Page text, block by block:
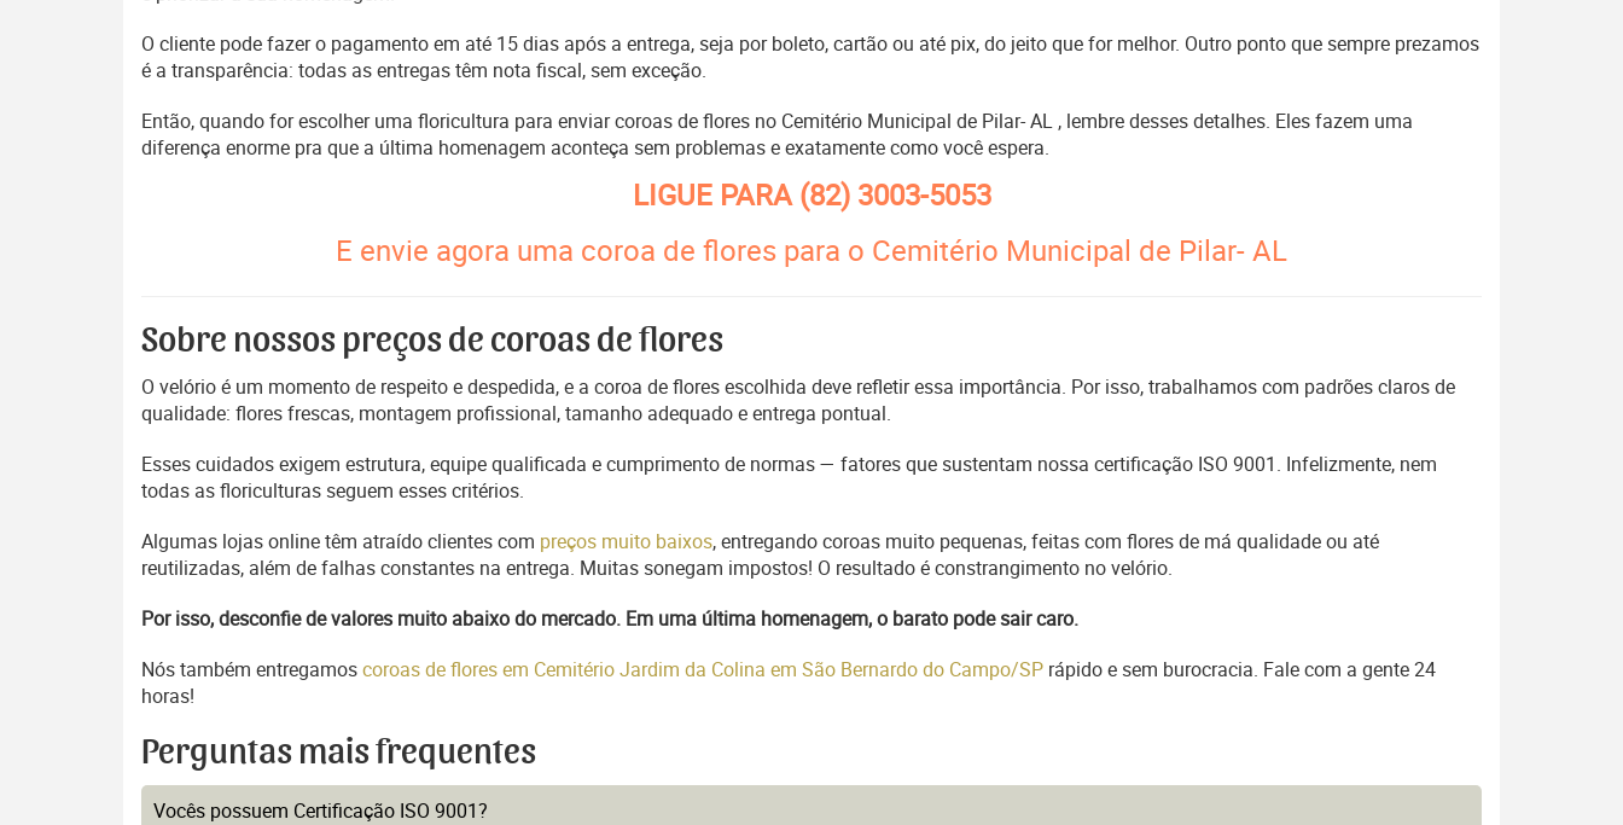
O cliente pode fazer o pagamento em até 15 dias após a entrega, seja por boleto, cartão ou até pix, do jeito que for melhor. Outro ponto que sempre prezamos
é a transparência: todas as entregas têm nota fiscal, sem exceção.
Então, quando for escolher uma floricultura para enviar coroas de flores no Cemitério Municipal de Pilar- AL , lembre desses detalhes. Eles fazem uma
diferença enorme pra que a última homenagem aconteça sem problemas e exatamente como você espera.
LIGUE PARA(82) 3003-5053
E envie agora uma coroa de flores para o Cemitério Municipal de Pilar- AL
Sobre nossos preços de coroas de flores
O velório é um momento de respeito e despedida, e a coroa de flores escolhida deve refletir essa importância. Por isso, trabalhamos com padrões claros de
qualidade: flores frescas, montagem profissional, tamanho adequado e entrega pontual.
Esses cuidados exigem estrutura, equipe qualificada e cumprimento de normas — fatores que sustentam nossa certificação ISO 9001. Infelizmente, nem
todas as floriculturas seguem esses critérios.
Algumas lojas online têm atraído clientes com preços muito baixos, entregando coroas muito pequenas, feitas com flores de má qualidade ou até
reutilizadas, além de falhas constantes na entrega. Muitas sonegam impostos! O resultado é constrangimento no velório.
Por isso, desconfie de valores muito abaixo do mercado. Em uma última homenagem, o barato pode sair caro.
Nós também entregamoscoroas de flores em Cemitério Jardim da Colina em São Bernardo do Campo/SP rápido e sem burocracia. Fale com a gente 24
horas!
Perguntas mais frequentes
Vocês possuem Certificação ISO 9001?